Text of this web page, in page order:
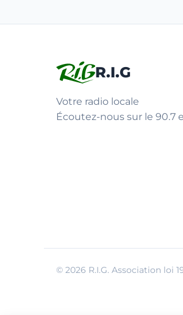
R.I.G
Votre radio locale
Écoutez-nous sur le 90.7
© 2026 R.I.G. Association loi